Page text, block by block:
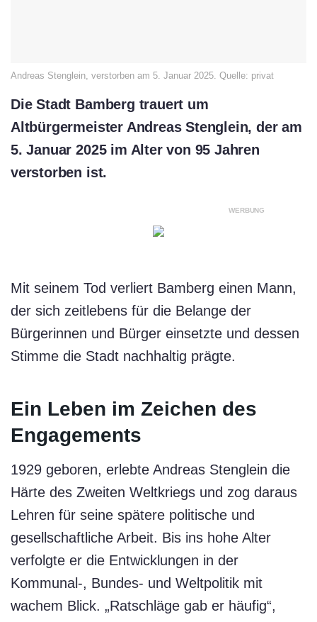
Andreas Stenglein, verstorben am 5. Januar 2025. Quelle: privat
Die Stadt Bamberg trauert um
Altbürgermeister Andreas Stenglein, der am
5. Januar 2025 im Alter von 95 Jahren
verstorben ist.
WERBUNG
Mit seinem Tod verliert Bamberg einen Mann,
der sich zeitlebens für die Belange der
Bürgerinnen und Bürger einsetzte und dessen
Stimme die Stadt nachhaltig prägte.
Ein Leben im Zeichen des
Engagements
1929 geboren, erlebte Andreas Stenglein die
Härte des Zweiten Weltkriegs und zog daraus
Lehren für seine spätere politische und
gesellschaftliche Arbeit. Bis ins hohe Alter
verfolgte er die Entwicklungen in der
Kommunal-, Bundes- und Weltpolitik mit
wachem Blick. „Ratschläge gab er häufig“,